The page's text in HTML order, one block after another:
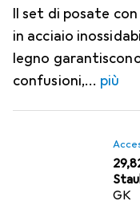
Il set di posate
in acciaio
legno
confusioni,
più
EUR
GK